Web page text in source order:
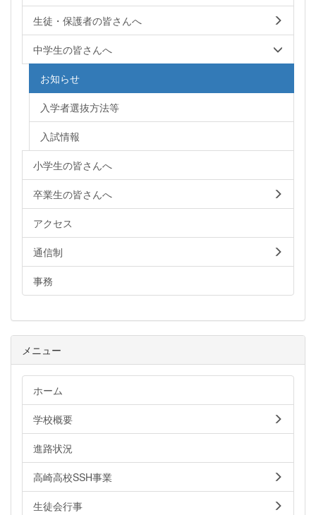
生徒・保護者の皆さんへ
中学生の皆さんへ
お知らせ
入学者選抜方法等
入試情報
小学生の皆さんへ
卒業生の皆さんへ
アクセス
通信制
事務
メニュー
ホーム
学校概要
進路状況
高崎高校SSH事業
生徒会行事